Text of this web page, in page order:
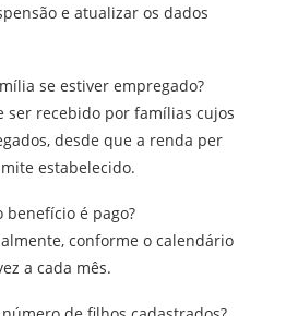
e atualizar os dados
se estiver empregado?
ser recebido por famílias cujos
desde que a renda per
estabelecido.
benefício é pago?
conforme o calendário
a cada mês.